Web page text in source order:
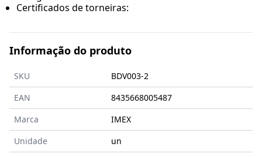
Certificados de torneiras:
Informação do produto
SKU
BDV003-2
EAN
8435668005487
Marca
IMEX
Unidade
un